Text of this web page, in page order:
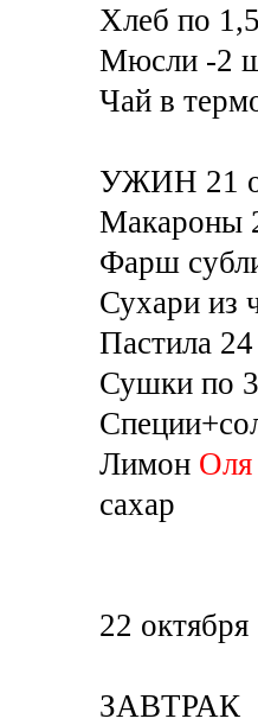
Хлеб по
Мюсли -2
Чай в
УЖИН 21
Макароны
Фарш
Сухари из
Пастила
Сушки по
Лимон Оля
сахар
22 октября
ЗАВТРАК